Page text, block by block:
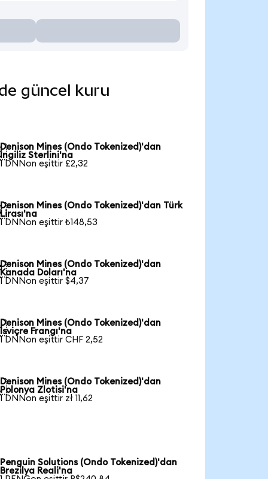
güncel kuru
Denison Mines (Ondo Tokenized)'dan
İngiliz Sterlini'na
1 DNNon eşittir £2,32
Denison Mines (Ondo Tokenized)'dan Türk
Lirası'na
1 DNNon eşittir ₺148,53
Denison Mines (Ondo Tokenized)'dan
Kanada Doları'na
1 DNNon eşittir $4,37
Denison Mines (Ondo Tokenized)'dan
İsviçre Frangı'na
1 DNNon eşittir CHF 2,52
Denison Mines (Ondo Tokenized)'dan
Polonya Zlotisi'na
1 DNNon eşittir zł 11,62
Penguin Solutions (Ondo Tokenized)'dan
Brezilya Reali'na